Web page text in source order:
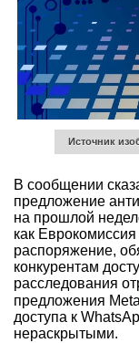
Источник
В сообщении
предложение
на прошлой
как
распоряжение,
конкурентам
расследования
предложения Meta
доступа к
нераскрытыми.